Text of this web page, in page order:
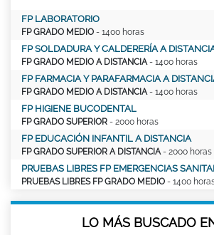
FP LABORATORIO
FP GRADO MEDIO - 1400 horas
FP SOLDADURA Y CALDERERÍA A
FP GRADO MEDIO A DISTANCIA - 1400 horas
FP FARMACIA Y PARAFARMACIA A
FP GRADO MEDIO A DISTANCIA - 1400 horas
FP HIGIENE BUCODENTAL
FP GRADO SUPERIOR - 2000 horas
FP EDUCACIÓN INFANTIL A DISTANCIA
FP GRADO SUPERIOR A DISTANCIA - 2000 horas
PRUEBAS LIBRES FP EMERGENCIAS
PRUEBAS LIBRES FP GRADO MEDIO - 1400
LO MÁS BUSCADO